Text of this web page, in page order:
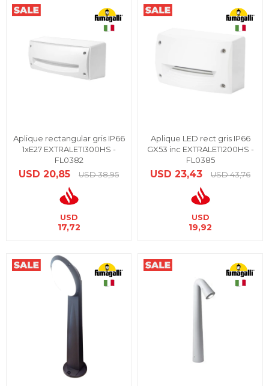
Aplique rectangular gris IP66
1xE27 EXTRALETI300HS -
FL0382
USD 20,85 USD 38,95
USD
17,72
Aplique LED rect gris IP66
GX53 inc EXTRALETI200HS -
FL0385
USD 23,43 USD 43,76
USD
19,92